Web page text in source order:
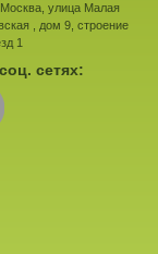
Москва, улица Малая
, дом 9, строение
1
сетях: